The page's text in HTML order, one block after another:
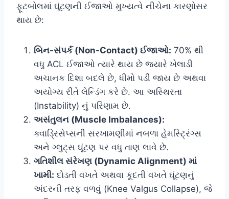
ફૂટબોલમાં ઘૂંટણની ઈજાઓ મુખ્યત્વે નીચેના કારણોસર
થાય છે:
બિન-સંપર્ક (Non-Contact) ઈજાઓ: 70% થી
વધુ ACL ઈજાઓ ત્યારે થાય છે જ્યારે ખેલાડી
અચાનક દિશા બદલે છે, ધીમો પડી જાય છે અથવા
અયોગ્ય રીતે લેન્ડિંગ કરે છે. આ અસ્થિરતા
(Instability) નું પરિણામ છે.
અસંતુલન (Muscle Imbalances):
ક્વાડ્રિસેપ્સની સરખામણીમાં નબળા હેમસ્ટ્રિંગ્સ
અને ગ્લુટ્સ ઘૂંટણ પર વધુ તાણ લાવે છે.
ગતિશીલ સંરેખણ (Dynamic Alignment) માં
ખામી: દોડતી વખતે અથવા કૂદતી વખતે ઘૂંટણનું
અંદરની તરફ વળવું (Knee Valgus Collapse), જે